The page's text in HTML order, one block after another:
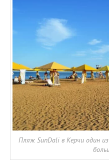
Пляж SunDali в Керчи один